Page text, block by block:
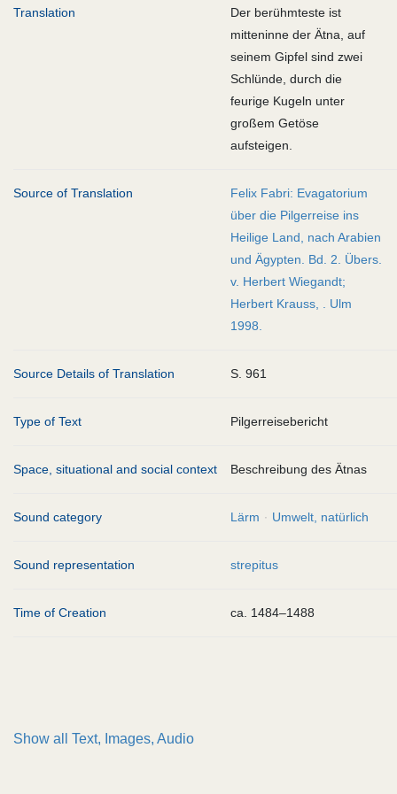
Translation
Der berühmteste ist
mitteninne der Ätna, auf
seinem Gipfel sind zwei
Schlünde, durch die
feurige Kugeln unter
großem Getöse
aufsteigen.
Source of Translation
Felix Fabri: Evagatorium
über die Pilgerreise ins
Heilige Land, nach Arabien
und Ägypten. Bd. 2. Übers.
v. Herbert Wiegandt;
Herbert Krauss, . Ulm
1998.
Source Details of Translation S. 961
Type of Text Pilgerreisebericht
Space, situational and social context Beschreibung des Ätnas
Sound category Lärm Umwelt, natürlich
Sound representation strepitus
Time of Creation ca. 1484–1488
Show all Text, Images, Audio